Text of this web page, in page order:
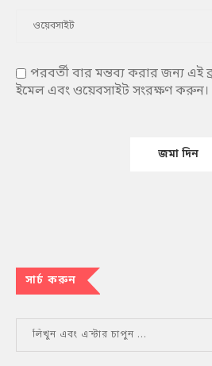
পরবর্তী বার মন্তব্য করার জন্য এই
ইমেল এবং ওয়েবসাইট সংরক্ষণ করুন।
সার্চ করুন